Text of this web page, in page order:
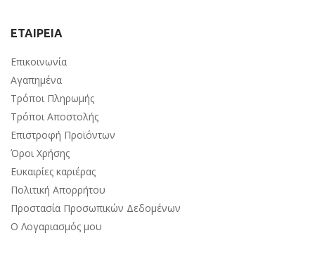
ΕΤΑΙΡΕΙΑ
Επικοινωνία
Αγαπημένα
Τρόποι Πληρωμής
Τρόποι Αποστολής
Επιστροφή Προϊόντων
Όροι Χρήσης
Ευκαιρίες καριέρας
Πολιτική Απορρήτου
Προστασία Προσωπικών Δεδομένων
Ο Λογαριασμός μου